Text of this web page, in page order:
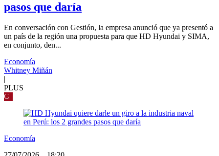
pasos que daría
En conversación con Gestión, la empresa anunció que ya presentó a
un país de la región una propuesta para que HD Hyundai y SIMA,
en conjunto, den...
Economía
Whitney Miñán
|
PLUS
G
Economía